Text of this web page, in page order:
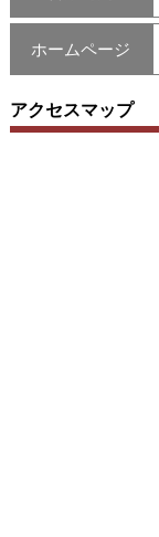
ホームページ
アクセスマップ